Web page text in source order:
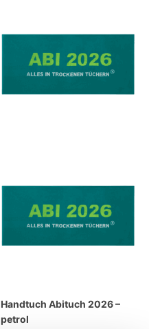
Handtuch Abituch 2026 –
petrol